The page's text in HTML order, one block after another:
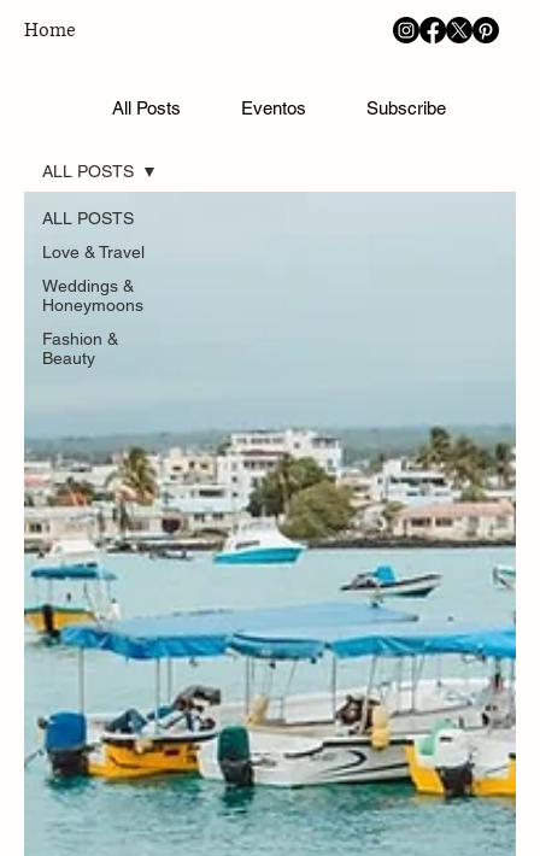
Home
All Posts Eventos Subscribe
ALL POSTS
Love & Travel
Weddings &
Honeymoons
Fashion &
Beauty
ALL POSTS